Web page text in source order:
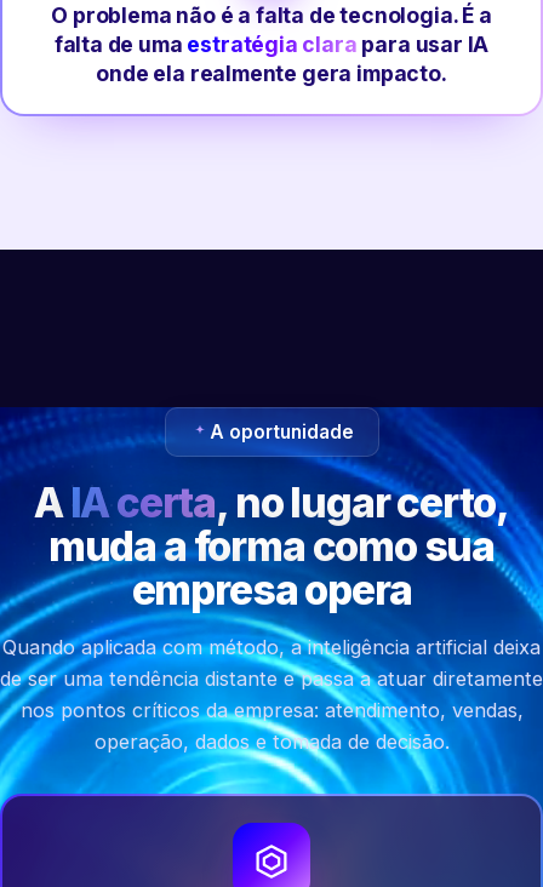
O problema não é a falta de tecnologia. É a
falta de uma estratégia clara para usar IA
onde ela realmente gera impacto.
A oportunidade
AIA certa, no lugar certo,
muda a forma como sua
empresa opera
Quando aplicada com método, a inteligência artificial deixa
de ser uma tendência distante e passa a atuar diretamente
nos pontos críticos da empresa: atendimento, vendas,
operação, dados e tomada de decisão.